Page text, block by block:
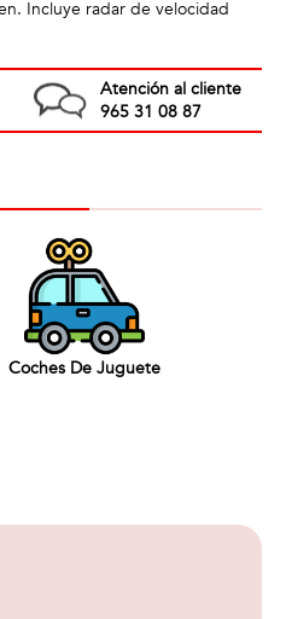
Incluye radar de velocidad
Atención al cliente
965 31 08 87
Coches De Juguete